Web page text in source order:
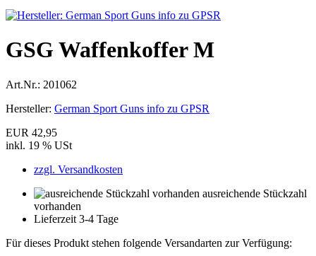
GSG Waffenkoffer M
Art.Nr.: 201062
Hersteller: German Sport Guns info zu GPSR
EUR 42,95
inkl. 19 % USt
zzgl. Versandkosten
ausreichende Stückzahl
vorhanden
Lieferzeit 3-4 Tage
Für dieses Produkt stehen folgende Versandarten zur Verfügung: